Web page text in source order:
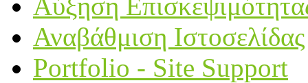
Αναβάθμιση Ιστοσελίδας
Portfolio - Site Support